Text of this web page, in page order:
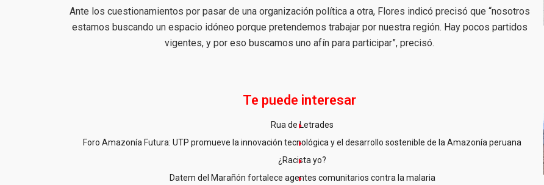
Ante los cuestionamientos por pasar de una organización política a otra, Flores indicó precisó que “nosotros
estamos buscando un espacio idóneo porque pretendemos trabajar por nuestra región. Hay pocos partidos
vigentes, y por eso buscamos uno afín para participar”, precisó.
Te puede interesar
Rua de Letrades
Foro Amazonía Futura: UTP promueve la innovación tecnológica y el desarrollo sostenible de la Amazonía peruana
¿Racista yo?
Datem del Marañón fortalece agentes comunitarios contra la malaria